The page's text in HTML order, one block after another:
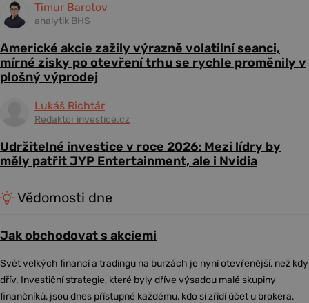
Timur Barotov
analytik BHS
Americké akcie zažily výrazně volatilní seanci,
mírné zisky po otevření trhu se rychle proměnily v
plošný výprodej
Lukáš Richtár
Redaktor investice.cz
Udržitelné investice v roce 2026: Mezi lídry by
měly patřit JYP Entertainment, ale i Nvidia
Vědomosti dne
Jak obchodovat s akciemi
Svět velkých financí a tradingu na burzách je nyní otevřenější, než kdy
dřív. Investiční strategie, které byly dříve výsadou malé skupiny
finančníků, jsou dnes přístupné každému, kdo si zřídí účet u brokera,